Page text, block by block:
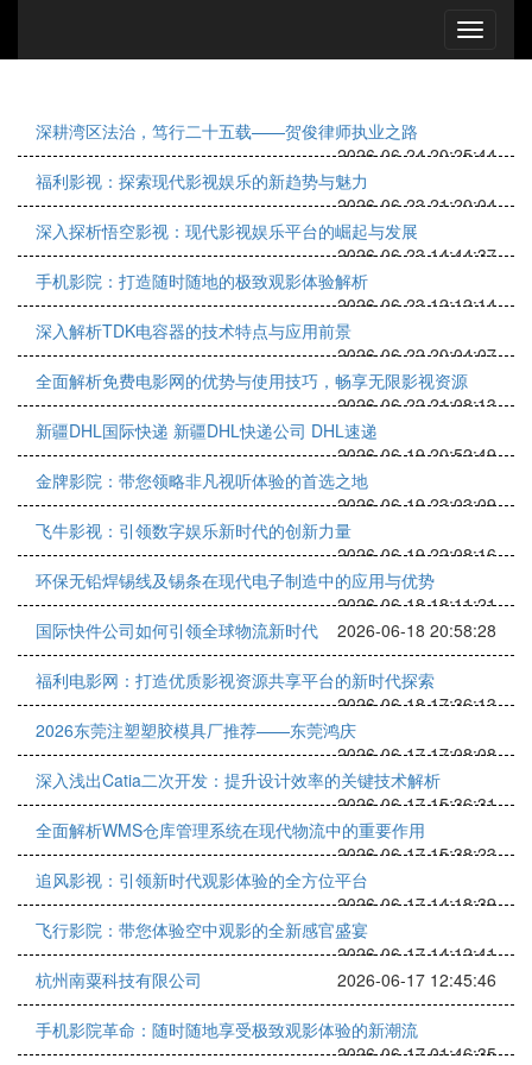
深耕湾区法治，笃行二十五载——贺俊律师执业之路
2026-06-24 20:25:44
福利影视：探索现代影视娱乐的新趋势与魅力
2026-06-23 21:20:04
深入探析悟空影视：现代影视娱乐平台的崛起与发展
2026-06-23 14:44:37
手机影院：打造随时随地的极致观影体验解析
2026-06-23 12:12:14
深入解析TDK电容器的技术特点与应用前景
2026-06-22 20:04:07
全面解析免费电影网的优势与使用技巧，畅享无限影视资源
2026-06-22 21:08:13
新疆DHL国际快递 新疆DHL快递公司 DHL速递
2026-06-19 20:52:49
金牌影院：带您领略非凡视听体验的首选之地
2026-06-19 23:03:09
飞牛影视：引领数字娱乐新时代的创新力量
2026-06-19 22:08:16
环保无铅焊锡线及锡条在现代电子制造中的应用与优势
2026-06-18 18:11:21
国际快件公司如何引领全球物流新时代
2026-06-18 20:58:28
福利电影网：打造优质影视资源共享平台的新时代探索
2026-06-18 17:36:13
2026东莞注塑塑胶模具厂推荐——东莞鸿庆
2026-06-17 17:08:08
深入浅出Catia二次开发：提升设计效率的关键技术解析
2026-06-17 15:36:31
全面解析WMS仓库管理系统在现代物流中的重要作用
2026-06-17 15:38:23
追风影视：引领新时代观影体验的全方位平台
2026-06-17 14:18:39
飞行影院：带您体验空中观影的全新感官盛宴
2026-06-17 14:12:41
杭州南粟科技有限公司
2026-06-17 12:45:46
手机影院革命：随时随地享受极致观影体验的新潮流
2026-06-17 01:46:35